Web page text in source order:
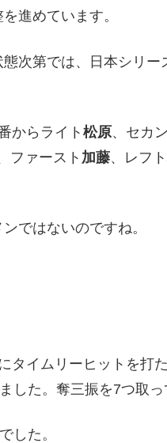
進めています。
次第では、日本シリ
からライト松原、セカ
ファースト 加藤、レフト
ではないのですね。
タイムリーヒットを打
した。奪三振を7つ取っ
でした。